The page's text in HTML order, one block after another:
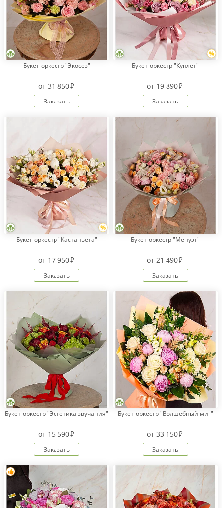
Букет-оркестр "Экосез"
от 31 850
Заказать
Букет-оркестр "Куплет"
от 19 890
Заказать
Букет-оркестр "Кастаньета"
от 17 950
Заказать
Букет-оркестр "Менуэт"
от21 490
Заказать
Букет-оркестр "Эстетика звучания"
от 15 590
Заказать
Букет-оркестр "Волшебный миг"
от33 150
Заказать